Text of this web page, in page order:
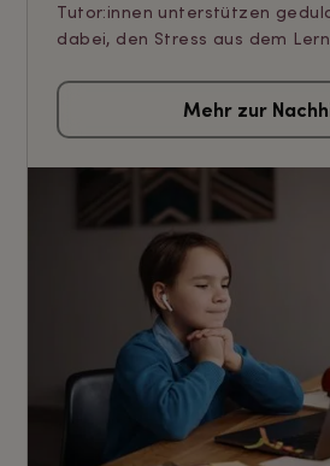
Tutor:innen unterstützen
dabei, den Stress aus dem
Mehr zur